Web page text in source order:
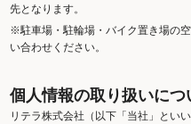
先となります。
※駐車場・駐輪場・バイク置き場の
い合わせください。
個人情報の取り扱いにつ
リテラ株式会社（以下「当社」とい